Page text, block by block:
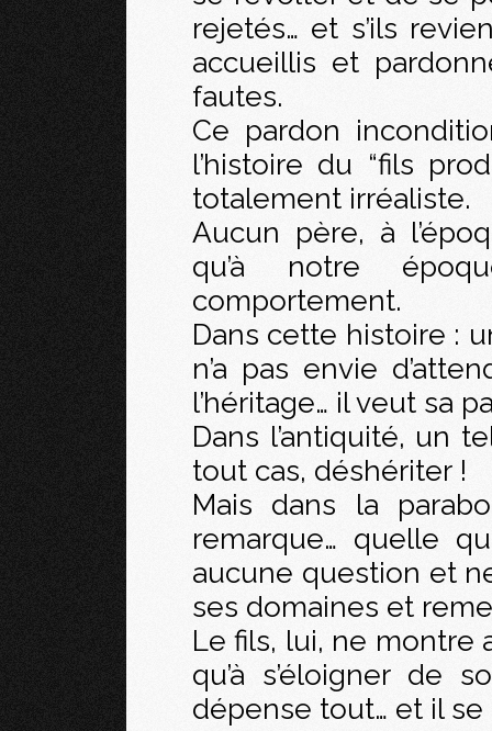
rejetés… et s’ils
accueillis et
fautes.
Ce pardon
l’histoire du “fils
totalement irréaliste.
Aucun père, à
qu’à notre
comportement.
Dans cette histoire :
n’a pas envie
l’héritage… il veut sa
Dans l’antiquité, un
tout cas, déshériter !
Mais dans la
remarque… quelle
aucune question et
ses domaines et
Le fils, lui, ne montre
qu’à s’éloigner de
dépense tout… et il